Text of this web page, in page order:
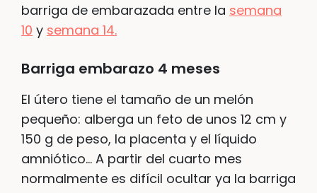
barriga de embarazada entre la semana
10 y semana 14.
Barriga embarazo 4 meses
El útero tiene el tamaño de un melón
pequeño: alberga un feto de unos 12 cm y
150 g de peso, la placenta y el líquido
amniótico… A partir del cuarto mes
normalmente es difícil ocultar ya la barriga